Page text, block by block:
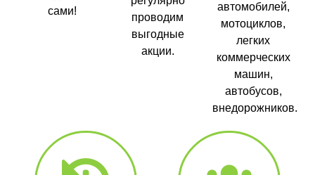
сами!
проводим
выгодные
акции.
автомобилей,
мотоциклов,
легких
коммерческих
машин,
автобусов,
внедорожников.